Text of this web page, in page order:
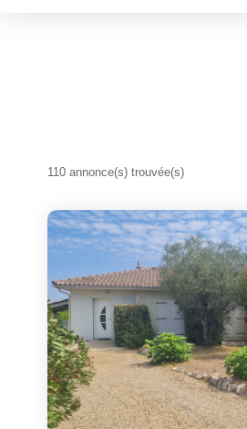
110 annonce(s) trouvée(s)